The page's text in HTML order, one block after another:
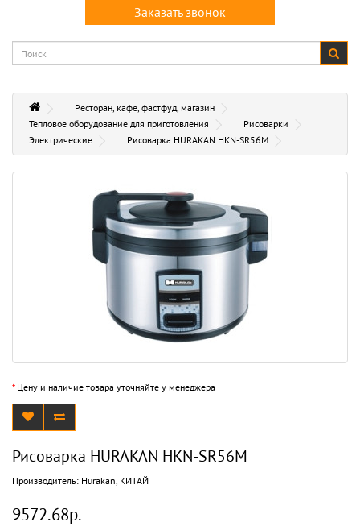
Заказать звонок
Ресторан, кафе, фастфуд, магазин
Тепловое оборудование для приготовления
Рисоварки
Электрические
Рисоварка HURAKAN HKN-SR56M
*Цену и наличие товара уточняйте у менеджера
Рисоварка HURAKAN HKN-SR56M
Производитель: Hurakan, КИТАЙ
9572.68р.